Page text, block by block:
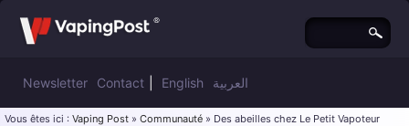
Newsletter Contact English العربية
Vous êtes ici : Vaping Post » Communauté » Des abeilles chez Le Petit Vapoteur